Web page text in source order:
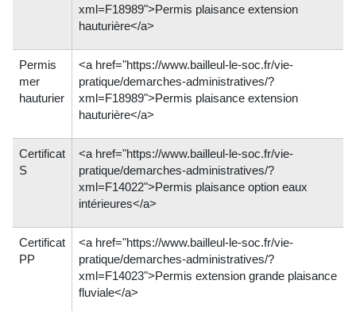
xml=F18989">Permis plaisance extension
hauturière</a>
Permis
mer
hauturier
<a href="https://www.bailleul-le-soc.fr/vie-
pratique/demarches-administratives/?
xml=F18989">Permis plaisance extension
hauturière</a>
Certificat
S
<a href="https://www.bailleul-le-soc.fr/vie-
pratique/demarches-administratives/?
xml=F14022">Permis plaisance option eaux
intérieures</a>
Certificat
PP
<a href="https://www.bailleul-le-soc.fr/vie-
pratique/demarches-administratives/?
xml=F14023">Permis extension grande plaisance
fluviale</a>